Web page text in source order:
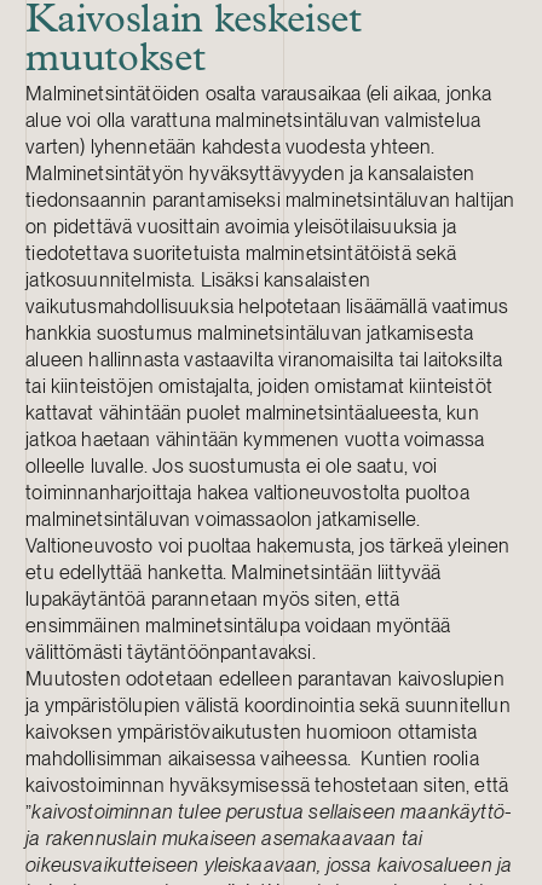
Kaivoslain keskeiset
muutokset
Malminetsintätöiden osalta varausaikaa (eli aikaa, jonka
alue voi olla varattuna malminetsintäluvan valmistelua
varten) lyhennetään kahdesta vuodesta yhteen.
Malminetsintätyön hyväksyttävyyden ja kansalaisten
tiedonsaannin parantamiseksi malminetsintäluvan haltijan
on pidettävä vuosittain avoimia yleisötilaisuuksia ja
tiedotettava suoritetuista malminetsintätöistä sekä
jatkosuunnitelmista. Lisäksi kansalaisten
vaikutusmahdollisuuksia helpotetaan lisäämällä vaatimus
hankkia suostumus malminetsintäluvan jatkamisesta
alueen hallinnasta vastaavilta viranomaisilta tai laitoksilta
tai kiinteistöjen omistajalta, joiden omistamat kiinteistöt
kattavat vähintään puolet malminetsintäalueesta, kun
jatkoa haetaan vähintään kymmenen vuotta voimassa
olleelle luvalle. Jos suostumusta ei ole saatu, voi
toiminnanharjoittaja hakea valtioneuvostolta puoltoa
malminetsintäluvan voimassaolon jatkamiselle.
Valtioneuvosto voi puoltaa hakemusta, jos tärkeä yleinen
etu edellyttää hanketta. Malminetsintään liittyvää
lupakäytäntöä parannetaan myös siten, että
ensimmäinen malminetsintälupa voidaan myöntää
välittömästi täytäntöönpantavaksi.
Muutosten odotetaan edelleen parantavan kaivoslupien
ja ympäristölupien välistä koordinointia sekä suunnitellun
kaivoksen ympäristövaikutusten huomioon ottamista
mahdollisimman aikaisessa vaiheessa. Kuntien roolia
kaivostoiminnan hyväksymisessä tehostetaan siten, että
”kaivostoiminnan tulee perustua sellaiseen maankäyttö-
ja rakennuslain mukaiseen asemakaavaan tai
oikeusvaikutteiseen yleiskaavaan, jossa kaivosalueen ja